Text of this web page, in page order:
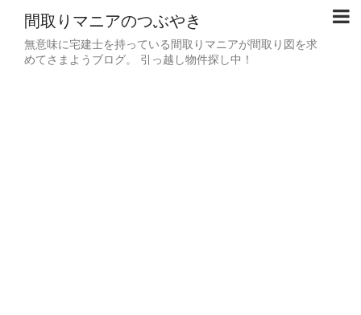
間取りマニアのつぶやき
無意味に宅建士を持っている間取りマニアが間取り図を求
めてさまようブログ。 引っ越し物件探し中！